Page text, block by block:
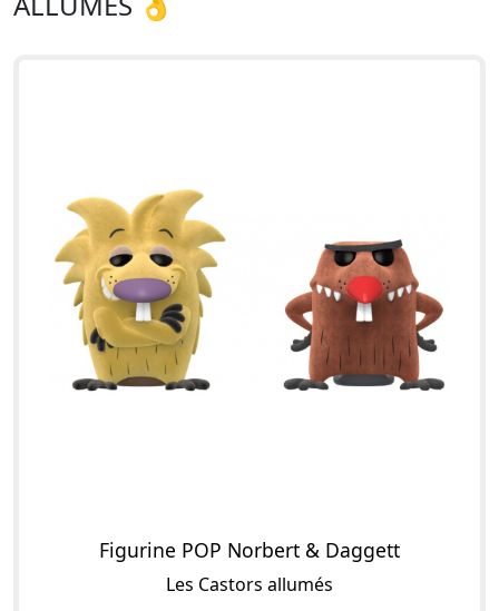
Figurine POP Norbert & Daggett
Les Castors allumés